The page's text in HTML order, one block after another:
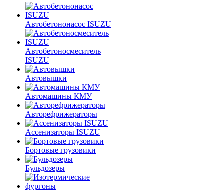
Автобетононасос ISUZU
Автобетоносмеситель
ISUZU
Автовышки
Автомашины КМУ
Авторефрижераторы
Ассенизаторы ISUZU
Бортовые грузовики
Бульдозеры